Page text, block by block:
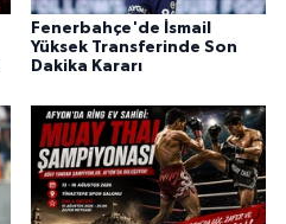
Fenerbahçe'de İsmail
Yüksek Transferinde Son
Dakika Kararı